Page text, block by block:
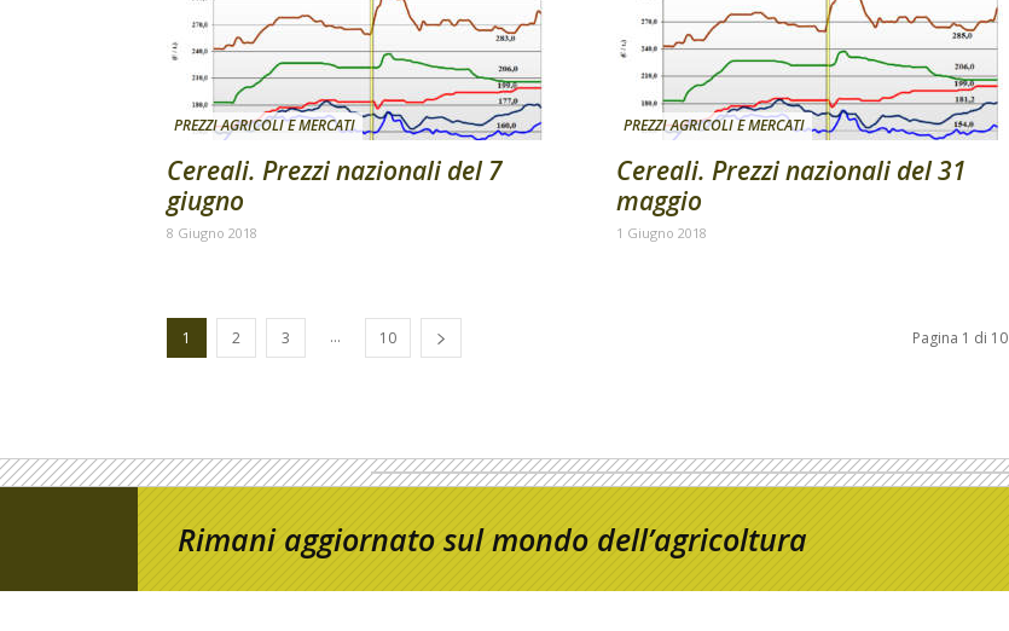
PREZZI AGRICOLI E MERCATI
Cereali. Prezzi nazionali del 7
giugno
8 Giugno 2018
PREZZI AGRICOLI E MERCATI
Cereali. Prezzi nazionali del 31
maggio
1 Giugno 2018
1 2 3 ... 10 Pagina 1 di 10
Rimani aggiornato sul mondo dell’agricoltura